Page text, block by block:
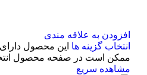
افزودن به علاقه مندی
انتخاب گزینه ها این محصول
ممکن است در صفحه محصول
مشاهده سریع